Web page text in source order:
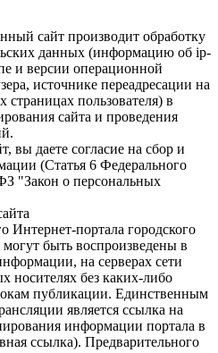
сайт производит обработку
данных (информацию об ip-
и версии операционной
источнике переадресации на
страницах пользователя) в
сайта и проведения
вы даете согласие на сбор и
(Статья 6 Федерального
"Закон о персональных
Интернет-портала городского
быть воспроизведены в
на серверах сети
без каких-либо
публикации. Единственным
является ссылка на
информации портала в
ссылка). Предварительного